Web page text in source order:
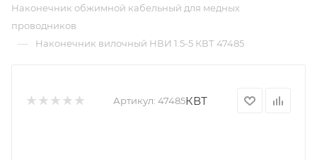
Наконечник обжимной кабельный для медных
проводников
— Наконечник вилочный НВИ 1.5-5 КВТ 47485
Артикул: 47485КВТ